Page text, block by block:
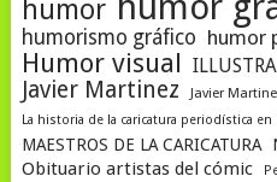
humor
humorismo gráfico humor
Humor visual
Javier Martinez
Javier
La historia de la caricatura periodística en
MAESTROS DE LA CARICATURA
Obituario artistas del cómic